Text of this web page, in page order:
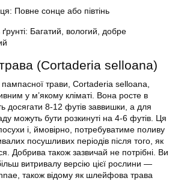
Повне сонце або півтінь
Багатий, вологий, добре
(Cortaderia selloana)
пампасної трави, Cortaderia selloana,
у м’якому кліматі. Вона росте в
досягати 8-12 футів заввишки, а для
можуть бути розкинуті на 4-6 футів. Ця
і, ймовірно, потребуватиме поливу
посушливих періодів після того, як
Добрива також зазвичай не потрібні. Ви
витривалу версію цієї рослини —
також відому як шлейфова трава